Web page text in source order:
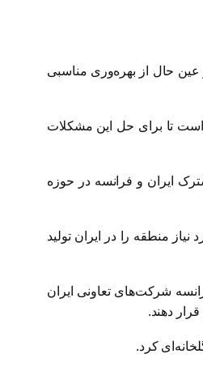
عین حال از بهره‌وری مناسبی
تا برای حل این مشکلات
ایران و فرانسه در حوزه
منطقه را در ایران تولید
شرکت‌های تعاونی ایران
کرد.